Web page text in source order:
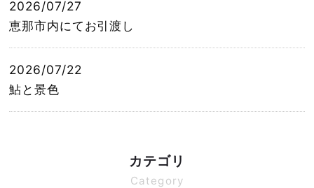
2026/07/27
恵那市内にてお引渡し
2026/07/22
鮎と景色
カテゴリ
Category